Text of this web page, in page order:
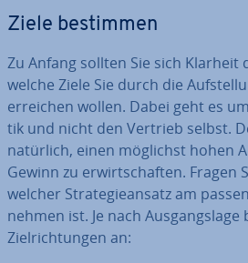
Ziele bestimmen
Zu Anfang sollten Sie sich
welche Ziele Sie durch die
erreichen wollen. Dabei geht es
tik und nicht den Vertrieb selbst.
natürlich, einen möglichst hohen
Gewinn zu er­wirt­schaf­ten. Fragen
welcher Stra­te­gie­an­satz am
neh­men ist. Je nach
Ziel­rich­tun­gen an: